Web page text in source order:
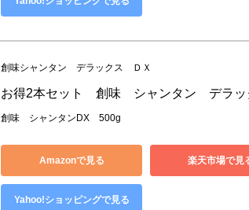
創味シャンタン デラックス ＤＸ
お得2本セット　創味　シャンタン　デラ
創味 シャンタンDX 500g
Amazonで見る 楽天市場で見
Yahoo!ショッピングで見る